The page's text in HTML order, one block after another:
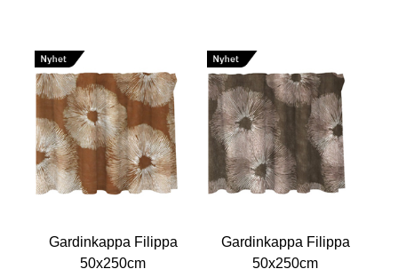
Gardinkappa Filippa
50x250cm
Gardinkappa Filippa
50x250cm